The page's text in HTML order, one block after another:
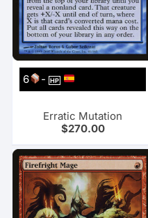
6 -HP
Erratic Mutation
$270.00